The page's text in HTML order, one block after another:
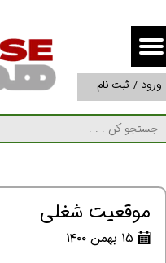
ورود / ثبت نام
حساب کاربری من
تغییر گذر واژه
سفارشات
موقعیت شغلی
۱۵ بهمن ۱۴۰۰